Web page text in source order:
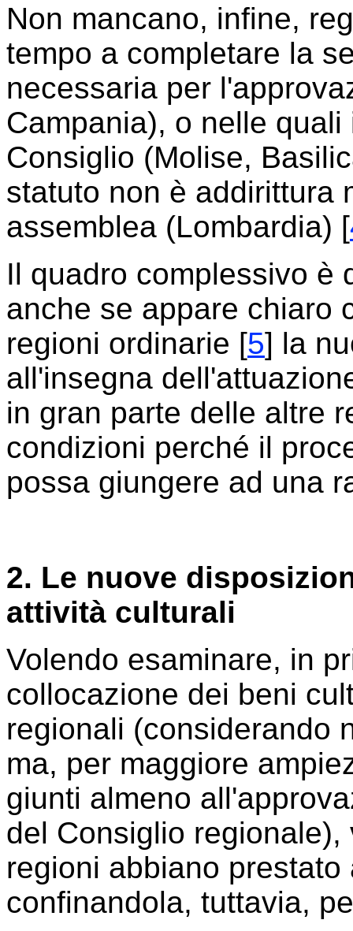
Non mancano, infine,
tempo a completare la
necessaria per
Campania), o nelle
Consiglio (Molise,
statuto non è addirittura
assemblea (Lombardia) [
Il quadro complessivo è
anche se appare chiaro
regioni ordinarie [5] la
all'insegna
in gran parte delle altre
condizioni perché il
possa giungere ad una
2. Le nuove
attività culturali
Volendo esaminare, in
collocazione dei beni
regionali (considerando
ma, per maggiore
giunti almeno
del Consiglio
regioni abbiano
confinandola, tuttavia,